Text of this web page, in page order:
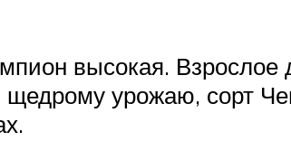
высокая. Взрослое
щедрому урожаю, сорт